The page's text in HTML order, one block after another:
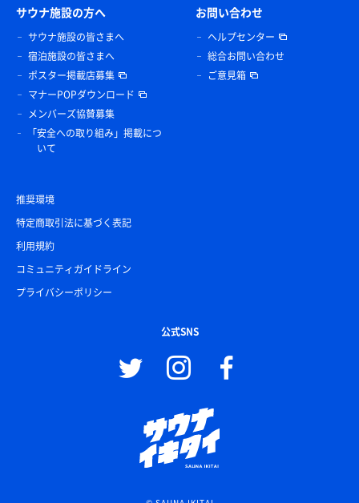
サウナ施設の方へ
サウナ施設の皆さまへ
宿泊施設の皆さまへ
ポスター掲載店募集
マナーPOPダウンロード
メンバーズ協賛募集
「安全への取り組み」掲載につ
いて
お問い合わせ
ヘルプセンター
総合お問い合わせ
ご意見箱
推奨環境
特定商取引法に基づく表記
利用規約
コミュニティガイドライン
プライバシーポリシー
公式SNS